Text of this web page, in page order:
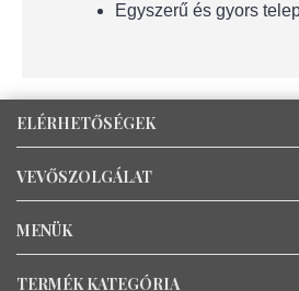
Egyszerű és gyors
ELÉRHETŐSÉGEK
VEVŐSZOLGÁLAT
MENÜK
TERMÉK KATEGÓRIA